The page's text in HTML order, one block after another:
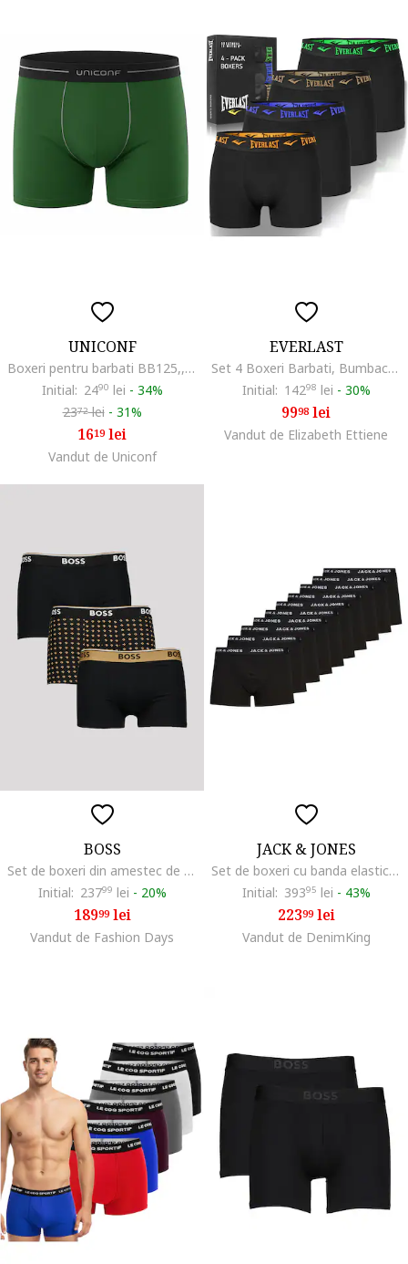
UNICONF
Boxeri pentru barbati BB125,, Verde
Initial: 2490 lei - 34%
2372lei - 31%
1619lei
Vandut de Uniconf
EVERLAST
Set 4 Boxeri Barbati, Bumbac EV004, Negru
Initial: 14298 lei - 30%
9998 lei
Vandut de Elizabeth Ettiene
BOSS
Set de boxeri din amestec de bumbac - 3 perechi, Negru
Initial: 23799 lei - 20%
18999lei
Vandut de Fashion Days
JACK & JONES
Set de boxeri cu banda elastica si logo - 10 perechi, Alb/Negru
Initial: 39395 lei - 43%
22399lei
Vandut de DenimKing